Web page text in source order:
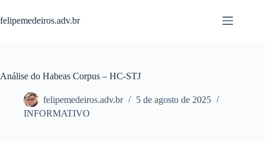
para
o
felipemedeiros.adv.br
Análise do Habeas Corpus – HC-STJ
felipemedeiros.adv.br
5 de agosto de 2025
INFORMATIVO